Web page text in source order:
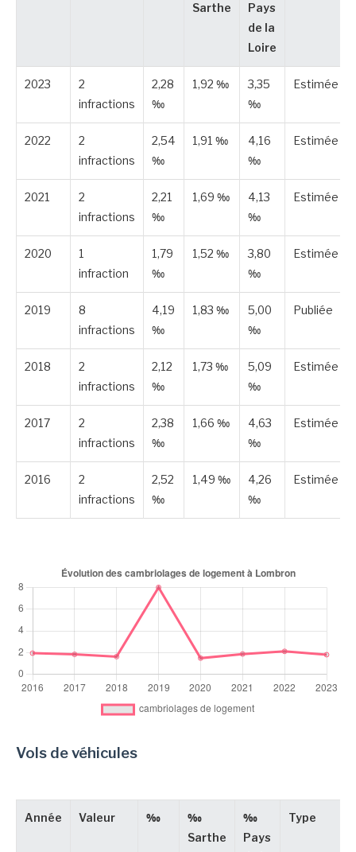
Sarthe
Pays
de la
Loire
2023
2
infractions
2,28
‰
1,92 ‰
3,35
‰
Estimée
2022
2
infractions
2,54
‰
1,91 ‰
4,16
‰
Estimée
2021
2
infractions
2,21
‰
1,69 ‰
4,13
‰
Estimée
2020
1
infraction
1,79
‰
1,52 ‰
3,80
‰
Estimée
2019
8
infractions
4,19
‰
1,83 ‰
5,00
‰
Publiée
2018
2
infractions
2,12
‰
1,73 ‰
5,09
‰
Estimée
2017
2
infractions
2,38
‰
1,66 ‰
4,63
‰
Estimée
2016
2
infractions
2,52
‰
1,49 ‰
4,26
‰
Estimée
Vols de véhicules
Année Valeur ‰
‰
Sarthe
‰
Pays
Type